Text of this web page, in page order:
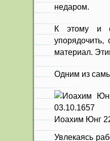
недаром.
К этому и
упорядочить,
материал.
Одним из
Иоахим Юнг
Увлекаясь